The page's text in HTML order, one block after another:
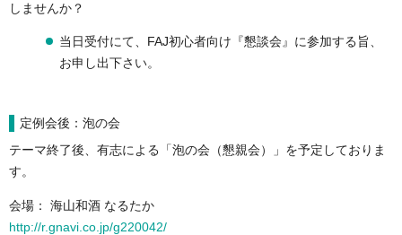
しませんか？
当日受付にて、FAJ初心者向け『懇談会』に参加する旨、
お申し出下さい。
定例会後：泡の会
テーマ終了後、有志による「泡の会（懇親会）」を予定しておりま
す。
会場： 海山和酒 なるたか
http://r.gnavi.co.jp/g220042/